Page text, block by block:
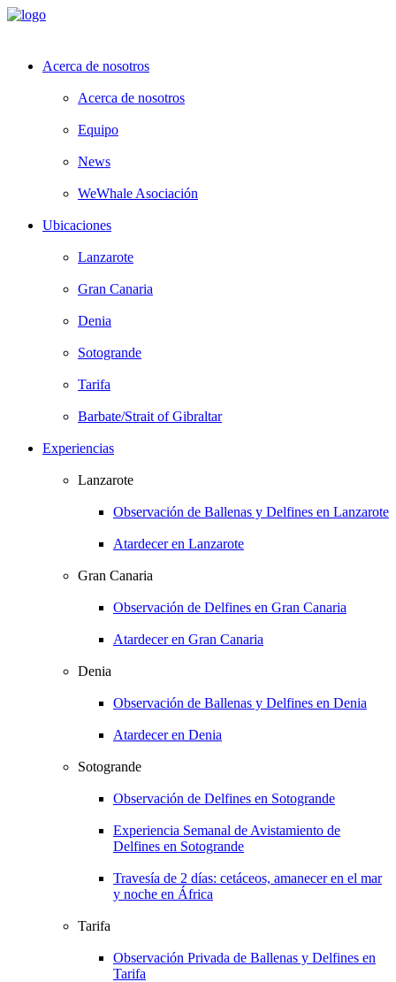
Acerca de nosotros
Acerca de nosotros
Equipo
News
WeWhale Asociación
Ubicaciones
Lanzarote
Gran Canaria
Denia
Sotogrande
Tarifa
Barbate/Strait of Gibraltar
Experiencias
Lanzarote
Observación de Ballenas y Delfines en Lanzarote
Atardecer en Lanzarote
Gran Canaria
Observación de Delfines en Gran Canaria
Atardecer en Gran Canaria
Denia
Observación de Ballenas y Delfines en Denia
Atardecer en Denia
Sotogrande
Observación de Delfines en Sotogrande
Experiencia Semanal de Avistamiento de
Delfines en Sotogrande
Travesía de 2 días: cetáceos, amanecer en el mar
y noche en África
Tarifa
Observación Privada de Ballenas y Delfines en
Tarifa